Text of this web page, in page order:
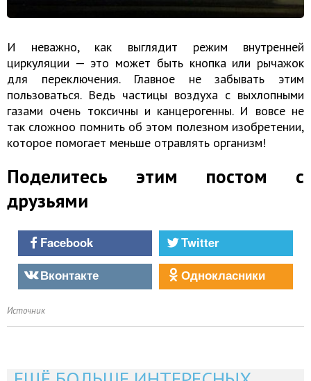
И неважно, как выглядит режим внутренней
циркуляции — это может быть кнопка или рычажок
для переключения. Главное не забывать этим
пользоваться. Ведь частицы воздуха с выхлопными
газами очень токсичны и канцерогенны. И вовсе не
так сложноо помнить об этом полезном изобретении,
которое помогает меньше отравлять организм!
Поделитесь этим постом с
друзьями
Facebook
Twitter
Вконтакте
Однокласники
Источник